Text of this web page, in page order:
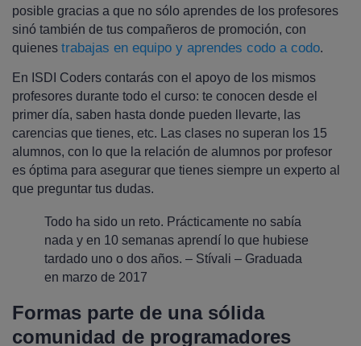
posible gracias a que no sólo aprendes de los profesores
sinó también de tus compañeros de promoción, con
quienes trabajas en equipo y aprendes codo a codo.
En ISDI Coders contarás con el apoyo de los mismos
profesores durante todo el curso: te conocen desde el
primer día, saben hasta donde pueden llevarte, las
carencias que tienes, etc. Las clases no superan los 15
alumnos, con lo que la relación de alumnos por profesor
es óptima para asegurar que tienes siempre un experto al
que preguntar tus dudas.
Todo ha sido un reto. Prácticamente no sabía
nada y en 10 semanas aprendí lo que hubiese
tardado uno o dos años. – Stívali – Graduada
en marzo de 2017
Formas parte de una sólida
comunidad de programadores